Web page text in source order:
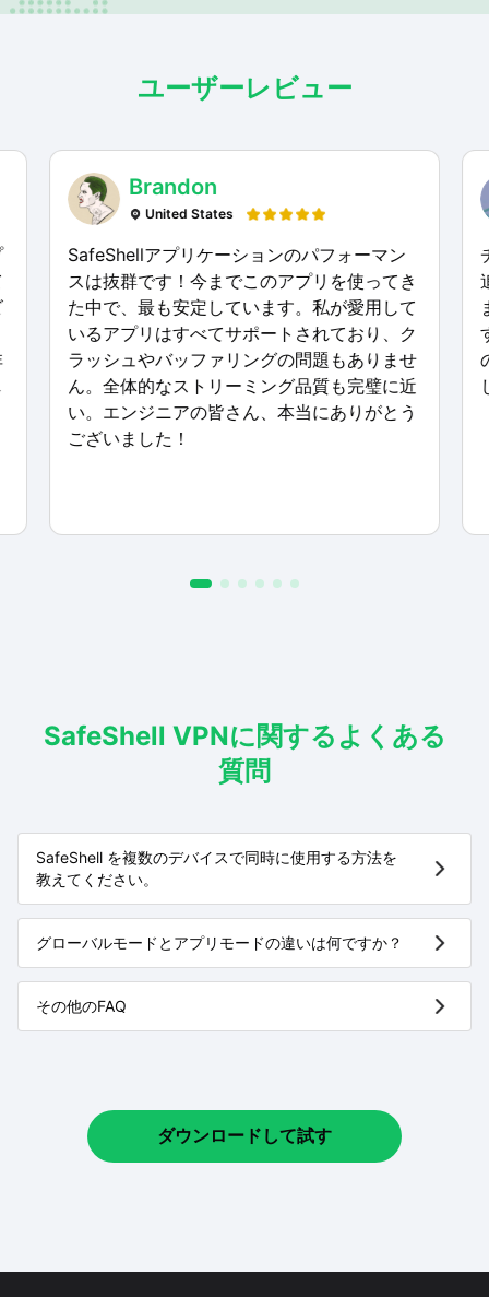
ユーザーレビュー
Brandon
United States
SafeShellアプリケーションのパフォーマン
スは抜群です！今までこのアプリを使ってき
た中で、最も安定しています。私が愛用して
いるアプリはすべてサポートされており、ク
ラッシュやバッファリングの問題もありませ
ん。全体的なストリーミング品質も完璧に近
い。エンジニアの皆さん、本当にありがとう
ございました！
SafeShell VPNに関するよくある
質問
SafeShell を複数のデバイスで同時に使用する方法を
教えてください。
グローバルモードとアプリモードの違いは何ですか？
その他のFAQ
ダウンロードして試す